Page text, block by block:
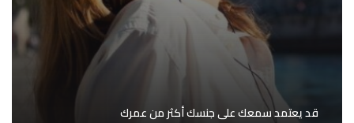
قد يعتمد سمعك على جنسك أكثر من عمرك